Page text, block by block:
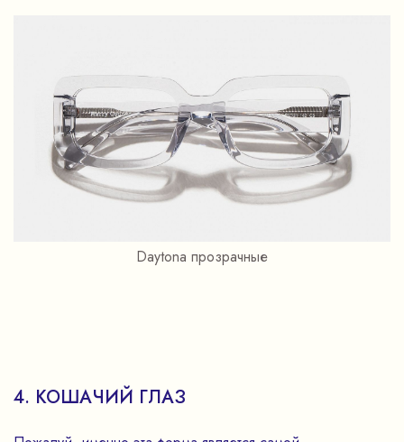
Daytona прозрачные
4. КОШАЧИЙ ГЛАЗ